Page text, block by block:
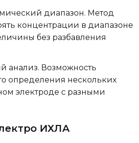
диапазон. Метод
концентрации в диапазоне
без разбавления
анализ. Возможность
определения нескольких
электроде с разными
ИХЛА